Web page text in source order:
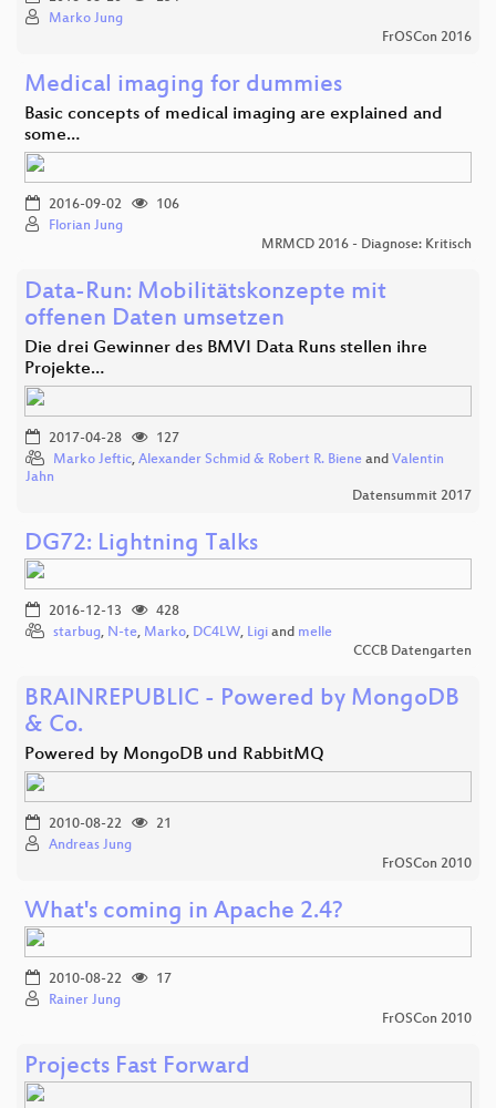
Marko Jung
FrOSCon 2016
Medical imaging for dummies
Basic concepts of medical imaging are explained and
some…
2016-09-02
106
Florian Jung
MRMCD 2016 - Diagnose: Kritisch
Data-Run: Mobilitätskonzepte mit
offenen Daten umsetzen
Die drei Gewinner des BMVI Data Runs stellen ihre
Projekte…
2017-04-28
127
Marko Jeftic, Alexander Schmid & Robert R. Biene and Valentin
Jahn
Datensummit 2017
DG72: Lightning Talks
2016-12-13
428
starbug, N-te, Marko, DC4LW, Ligi and melle
CCCB Datengarten
BRAINREPUBLIC - Powered by MongoDB
& Co.
Powered by MongoDB und RabbitMQ
2010-08-22
21
Andreas Jung
FrOSCon 2010
What's coming in Apache 2.4?
2010-08-22
17
Rainer Jung
FrOSCon 2010
Projects Fast Forward